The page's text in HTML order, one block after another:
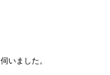
いました。